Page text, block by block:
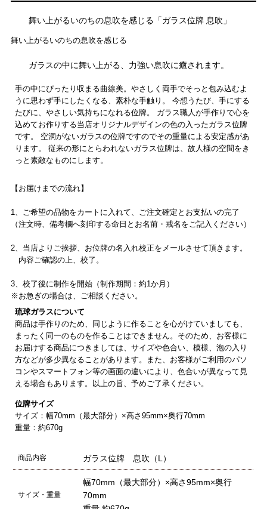
舞い上がるいのちの息吹を感じる「ガラス位牌 息吹」
舞い上がるいのちの息吹を感じる
ガラスの中に舞い上がる、力強い息吹に癒されます。
手の中にぴったり収まる曲線美。やさしく両手でそっと包み込むよ
うに思わず手にしたくなる、素朴な手触り。 今想うたび、手にする
たびに、やさしい気持ちになれる位牌。 ガラス職人が手作りで心を
込めてお作りする当店オリジナルデザインの色の入ったガラス位牌
です。 空洞がないガラスの位牌ですのでその重量による安定感があ
ります。 従来の形にとらわれないガラス位牌は、故人様の空間をき
っと素敵なものにします。
【お届けまでの流れ】
1、ご希望の品物をカートに入れて、ご注文確定とお支払いの完了
（注文時、備考欄へ刻印する命日とお名前・戒名をご記入ください）
2、当店よりご挨拶、お位牌の名入れ校正をメールさせて頂きます。
内容ご確認の上、校了。
3、校了後に制作を開始（制作期間：約1か月）
※お急ぎの場合は、ご相談ください。
琉球ガラスについて
商品は手作りのため、同じように作ることを心がけていましても、
まったく同一のものを作ることはできません。そのため、お客様に
お届けする商品につきましては、サイズや色合い、模様、泡の入り
方などが多少異なることがあります。また、お客様がご利用のパソ
コンやスマートフォン等の画面の違いにより、色合いが異なって見
える場合もあります。以上の旨、予めご了承ください。
位牌サイズ
サイズ：幅70mm（最大部分）×高さ95mm×奥行70mm
重量：約670g
商品内容 ガラス位牌 息吹（L）
サイズ・重量
幅70mm（最大部分）×高さ95mm×奥行
70mm